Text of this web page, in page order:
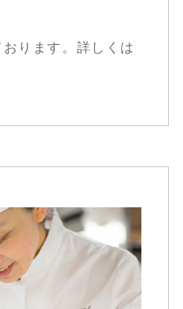
ります。詳しくは